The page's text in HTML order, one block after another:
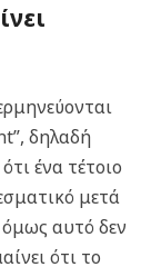
δηλαδή
ένα τέτοιο
μετά
αυτό δεν
ότι το